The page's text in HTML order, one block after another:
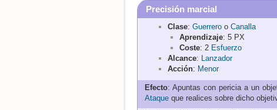
Precisión marcial
Clase:Guerrero oCanalla
Aprendizaje: 5 PX
Coste: 2 Esfuerzo
Alcance: Lanzador
Acción: Menor
Efecto: Apuntas con pericia a un
Ataque que realices sobre dicho